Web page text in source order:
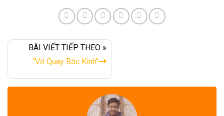
BÀI VIẾT TIẾP THEO »
"Vịt Quay Bắc Kinh"